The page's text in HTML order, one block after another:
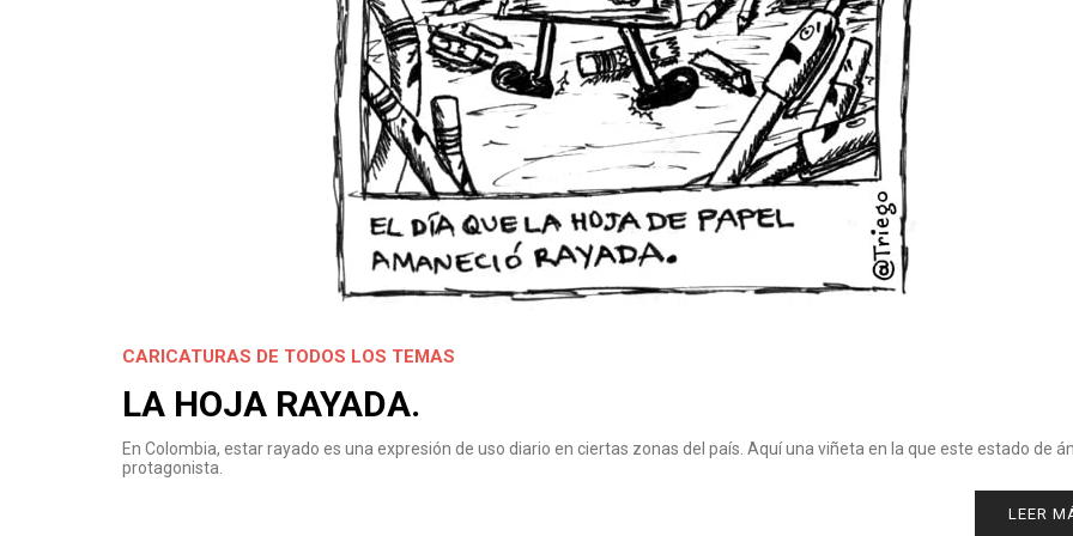
CARICATURAS DE TODOS LOS TEMAS
LA HOJA RAYADA.
En Colombia, estar rayado es una expresión de uso diario en ciertas zonas del país. Aquí una viñeta en la que este estado de
protagonista.
LEER